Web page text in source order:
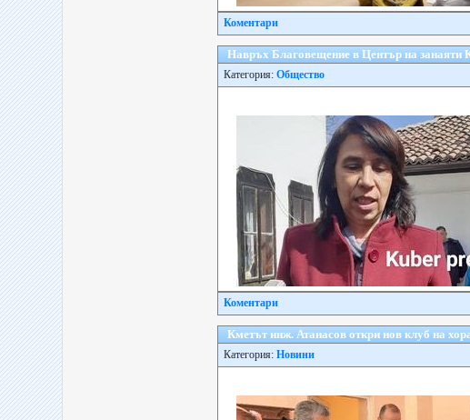
Коментари
Навръх Благовещение в Център на занаяти
Категория: Общество
Коментари
Кметът инж. Атанасов откри нов клуб на
Категория: Новини